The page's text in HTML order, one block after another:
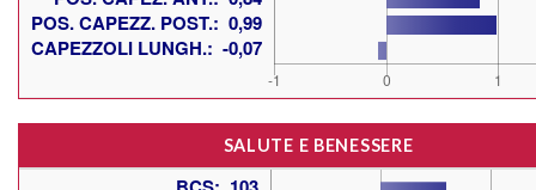
SALUTE E BENESSERE